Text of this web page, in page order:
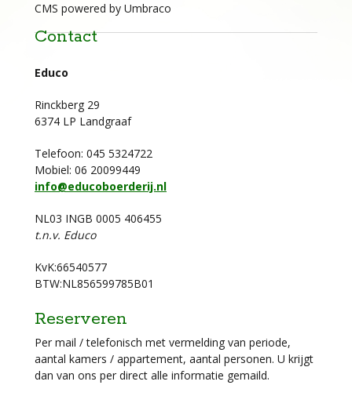
CMS powered by Umbraco
Contact
Educo
Rinckberg 29
6374 LP Landgraaf
Telefoon: 045 5324722
Mobiel: 06 20099449
info@educoboerderij.nl
NL03 INGB 0005 406455
t.n.v. Educo
KvK:66540577
BTW:NL856599785B01
Reserveren
Per mail / telefonisch met vermelding van periode,
aantal kamers / appartement, aantal personen. U krijgt
dan van ons per direct alle informatie gemaild.